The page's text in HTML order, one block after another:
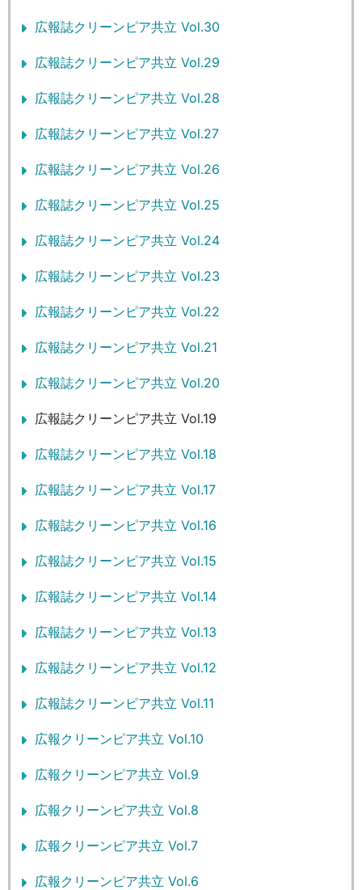
広報誌クリーンピア共立 Vol.30
広報誌クリーンピア共立 Vol.29
広報誌クリーンピア共立 Vol.28
広報誌クリーンピア共立 Vol.27
広報誌クリーンピア共立 Vol.26
広報誌クリーンピア共立 Vol.25
広報誌クリーンピア共立 Vol.24
広報誌クリーンピア共立 Vol.23
広報誌クリーンピア共立 Vol.22
広報誌クリーンピア共立 Vol.21
広報誌クリーンピア共立 Vol.20
広報誌クリーンピア共立 Vol.19
広報誌クリーンピア共立 Vol.18
広報誌クリーンピア共立 Vol.17
広報誌クリーンピア共立 Vol.16
広報誌クリーンピア共立 Vol.15
広報誌クリーンピア共立 Vol.14
広報誌クリーンピア共立 Vol.13
広報誌クリーンピア共立 Vol.12
広報誌クリーンピア共立 Vol.11
広報クリーンピア共立 Vol.10
広報クリーンピア共立 Vol.9
広報クリーンピア共立 Vol.8
広報クリーンピア共立 Vol.7
広報クリーンピア共立 Vol.6